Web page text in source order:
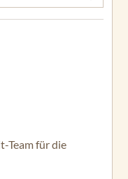
Team für die